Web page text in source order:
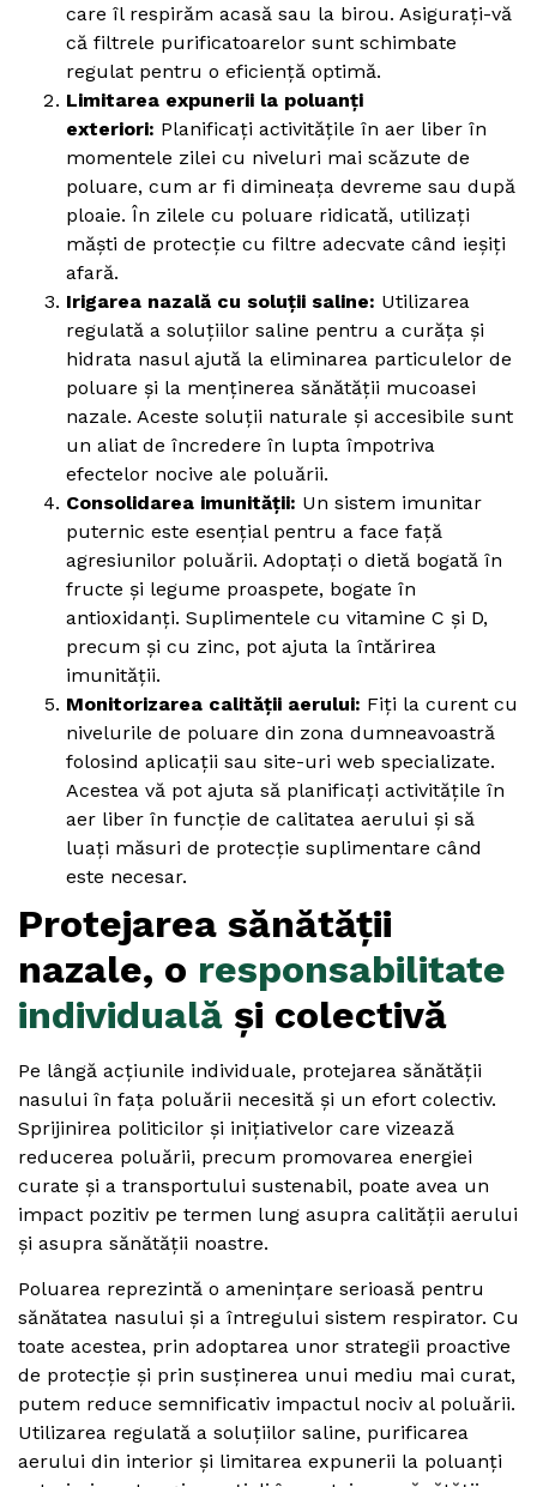
care îl respirăm acasă sau la birou. Asigurați-vă
că filtrele purificatoarelor sunt schimbate
regulat pentru o eficiență optimă.
Limitarea expunerii la poluanți
exteriori: Planificați activitățile în aer liber în
momentele zilei cu niveluri mai scăzute de
poluare, cum ar fi dimineața devreme sau după
ploaie. În zilele cu poluare ridicată, utilizați
măști de protecție cu filtre adecvate când ieșiți
afară.
Irigarea nazală cu soluții saline: Utilizarea
regulată a soluțiilor saline pentru a curăța și
hidrata nasul ajută la eliminarea particulelor de
poluare și la menținerea sănătății mucoasei
nazale. Aceste soluții naturale și accesibile sunt
un aliat de încredere în lupta împotriva
efectelor nocive ale poluării.
Consolidarea imunității: Un sistem imunitar
puternic este esențial pentru a face față
agresiunilor poluării. Adoptați o dietă bogată în
fructe și legume proaspete, bogate în
antioxidanți. Suplimentele cu vitamine C și D,
precum și cu zinc, pot ajuta la întărirea
imunității.
Monitorizarea calității aerului: Fiți la curent cu
nivelurile de poluare din zona dumneavoastră
folosind aplicații sau site-uri web specializate.
Acestea vă pot ajuta să planificați activitățile în
aer liber în funcție de calitatea aerului și să
luați măsuri de protecție suplimentare când
este necesar.
Protejarea sănătății
nazale, o responsabilitate
individuală și colectivă
Pe lângă acțiunile individuale, protejarea sănătății
nasului în fața poluării necesită și un efort colectiv.
Sprijinirea politicilor și inițiativelor care vizează
reducerea poluării, precum promovarea energiei
curate și a transportului sustenabil, poate avea un
impact pozitiv pe termen lung asupra calității aerului
și asupra sănătății noastre.
Poluarea reprezintă o amenințare serioasă pentru
sănătatea nasului și a întregului sistem respirator. Cu
toate acestea, prin adoptarea unor strategii proactive
de protecție și prin susținerea unui mediu mai curat,
putem reduce semnificativ impactul nociv al poluării.
Utilizarea regulată a soluțiilor saline, purificarea
aerului din interior și limitarea expunerii la poluanți